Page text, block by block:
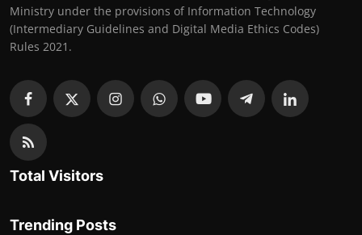
Ministry under the provisions of Information Technology
(Intermediary Guidelines and Digital Media Ethics Codes)
Rules 2021.
Total Visitors
Trending Posts